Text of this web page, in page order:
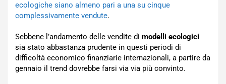
ecologiche siano almeno pari a una su cinque
complessivamente vendute.
Sebbene l’andamento delle vendite di modelli ecologici
sia stato abbastanza prudente in questi periodi di
difficoltà economico finanziarie internazionali, a partire da
gennaio il trend dovrebbe farsi via via più convinto.